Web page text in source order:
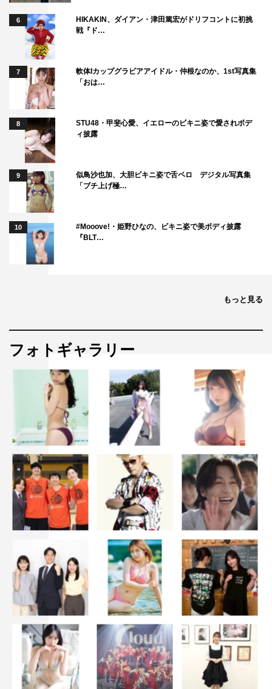
6
HIKAKIN、ダイアン・津田篤宏がドリフコントに初挑
戦『ド…
7
軟体Iカップグラビアアイドル・仲根なのか、1st写真集
「おは…
8
STU48・甲斐心愛、イエローのビキニ姿で愛されボデ
ィ披露
9
似鳥沙也加、大胆ビキニ姿で舌ペロ デジタル写真集
「ブチ上げ極…
10
#Mooove!・姫野ひなの、ビキニ姿で美ボディ披露
『BLT…
もっと見る
フォトギャラリー